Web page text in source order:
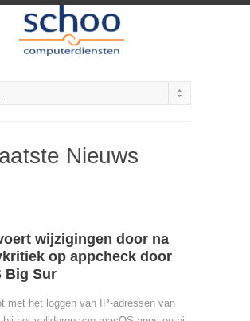
Nieuws
wijzigingen door na
op appcheck door
Big Sur
met het loggen van IP-adressen van